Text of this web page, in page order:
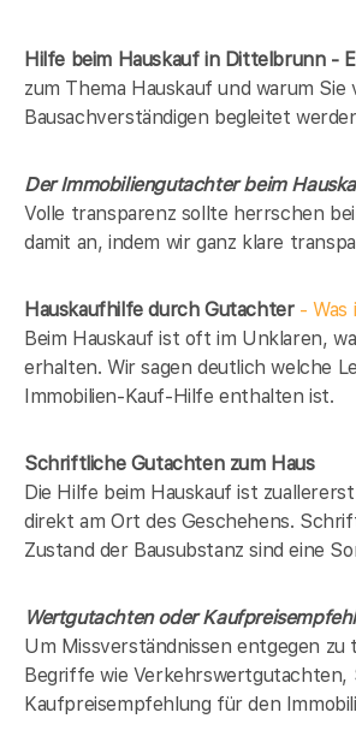
Hilfe beim Hauskauf in Dittelbrunn -
zum Thema Hauskauf und warum Sie
Bausachverständigen begleitet
Der Immobiliengutachter beim
Volle transparenz sollte herrschen
damit an, indem wir ganz klare
Hauskaufhilfe durch Gutachter- Was
Beim Hauskauf ist oft im Unklaren,
erhalten. Wir sagen deutlich welche
Immobilien-Kauf-Hilfe enthalten ist.
Schriftliche Gutachten zum Haus
Die Hilfe beim Hauskauf ist
direkt am Ort des Geschehens.
Zustand der Bausubstanz sind eine
Wertgutachten oder
Um Missverständnissen entgegen
Begriffe wie
Kaufpreisempfehlung für den